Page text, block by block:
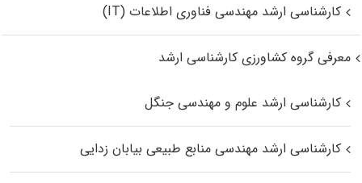
کارشناسی ارشد مهندسی فناوری اطلاعات (IT)
معرفی گروه کشاورزی کارشناسی ارشد
کارشناسی ارشد علوم و مهندسی جنگل
کارشناسی ارشد مهندسی منابع طبیعی بیابان زدایی